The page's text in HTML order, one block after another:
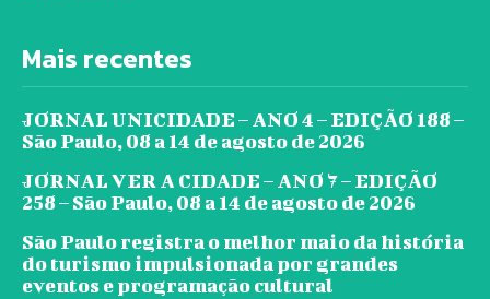
Mais recentes
JORNAL UNICIDADE – ANO 4 – EDIÇÃO 188 –
São Paulo, 08 a 14 de agosto de 2026
JORNAL VER A CIDADE – ANO 7 – EDIÇÃO
258 – São Paulo, 08 a 14 de agosto de 2026
São Paulo registra o melhor maio da história
do turismo impulsionada por grandes
eventos e programação cultural